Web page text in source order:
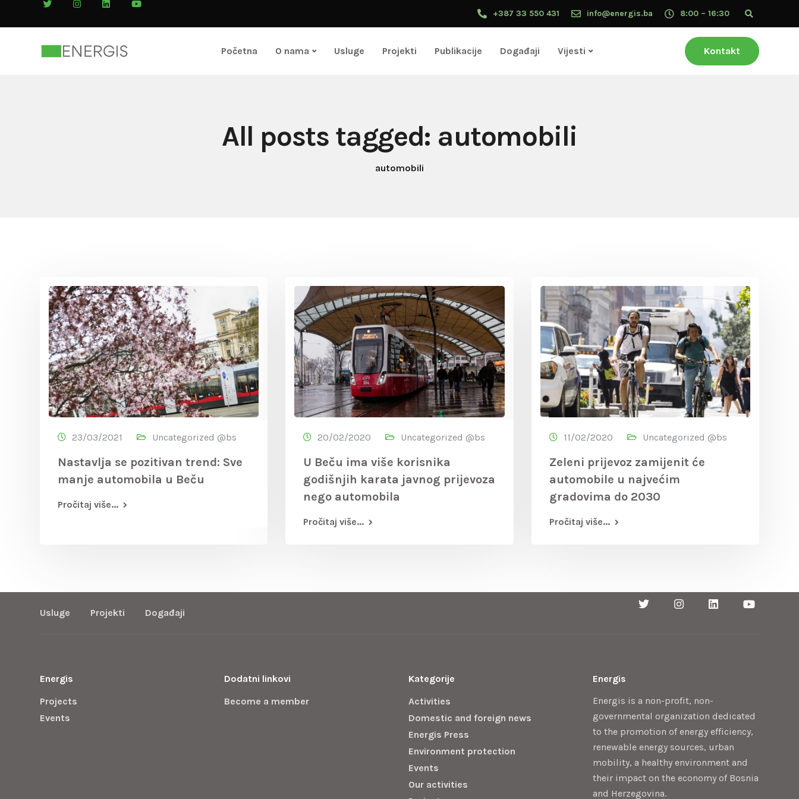
+387 33 550 431 info@energis.ba 8:00 – 16:30
Početna O nama Usluge Projekti Publikacije Događaji Vijesti Kontakt
All posts tagged: automobili
automobili
23/03/2021 Uncategorized @bs
Nastavlja se pozitivan trend: Sve
manje automobila u Beču
Pročitaj više...
20/02/2020 Uncategorized @bs
U Beču ima više korisnika
godišnjih karata javnog prijevoza
nego automobila
Pročitaj više...
11/02/2020 Uncategorized @bs
Zeleni prijevoz zamijenit će
automobile u najvećim
gradovima do 2030
Pročitaj više...
Usluge Projekti Događaji
Energis
Projects
Events
Dodatni linkovi
Become a member
Kategorije
Activities
Domestic and foreign news
Energis Press
Environment protection
Events
Our activities
Energis
Energis is a non-profit, non-
governmental organization dedicated
to the promotion of energy efficiency,
renewable energy sources, urban
mobility, a healthy environment and
their impact on the economy of Bosnia
and Herzegovina.